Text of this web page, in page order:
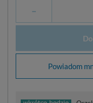
-
Powiadom